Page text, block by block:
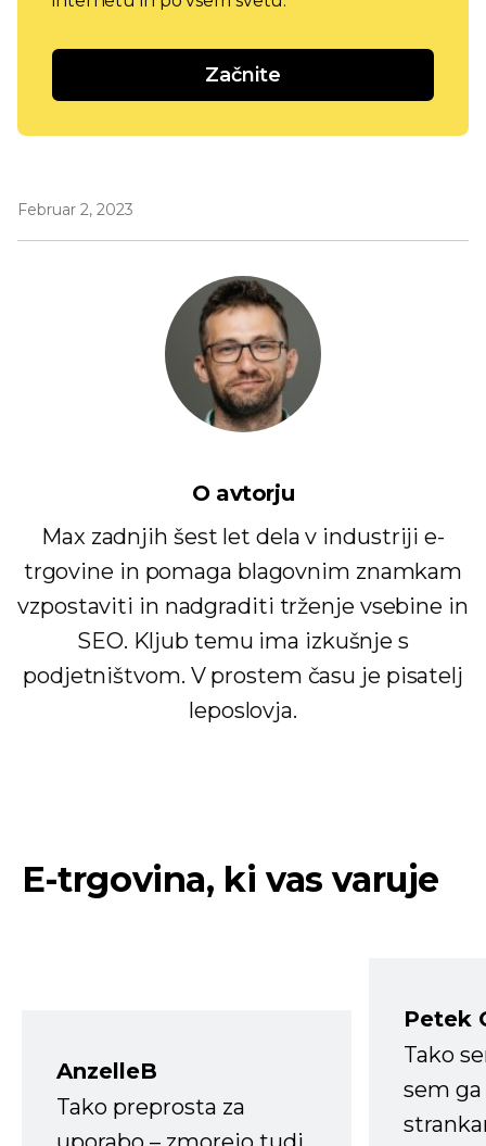
Začnite
Februar 2, 2023
O avtorju
Max zadnjih šest let dela v industriji e-
trgovine in pomaga blagovnim znamkam
vzpostaviti in nadgraditi trženje vsebine in
SEO. Kljub temu ima izkušnje s
podjetništvom. V prostem času je pisatelj
leposlovja.
E-trgovina, ki vas varuje
AnzelleB
Tako preprosta za
Petek
Tako
sem